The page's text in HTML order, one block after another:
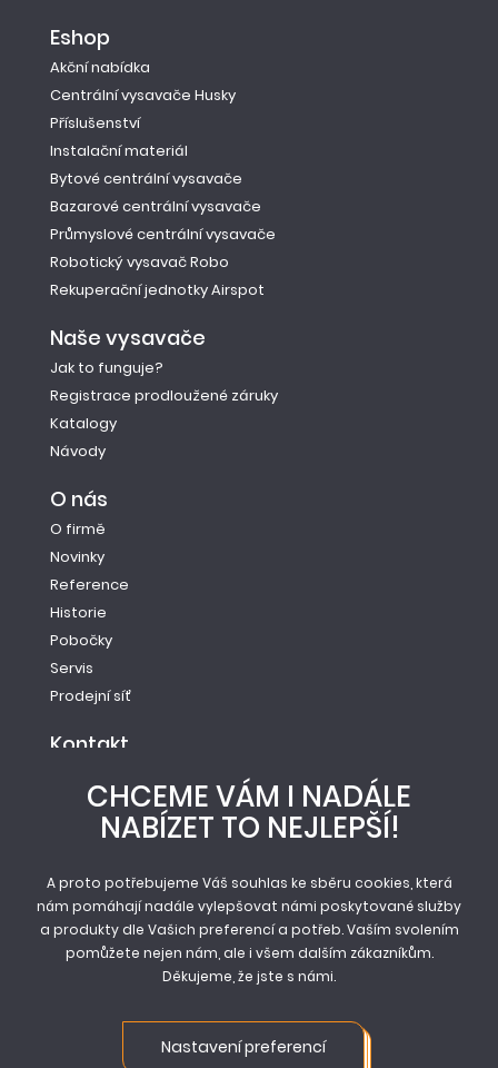
Eshop
Akční nabídka
Centrální vysavače Husky
Příslušenství
Instalační materiál
Bytové centrální vysavače
Bazarové centrální vysavače
Průmyslové centrální vysavače
Robotický vysavač Robo
Rekuperační jednotky Airspot
Naše vysavače
Jak to funguje?
Registrace prodloužené záruky
Katalogy
Návody
O nás
O firmě
Novinky
Reference
Historie
Pobočky
Servis
Prodejní síť
Kontakt
E-mail: info@newag.cz
Kontaktní formulář
Vestecká 104
252 41, Zlatníky - Hodkovice
Obchodní podmínky
CHCEME VÁM I NADÁLE
NABÍZET TO NEJLEPŠÍ!
A proto potřebujeme Váš souhlas ke sběru cookies, která
nám pomáhají nadále vylepšovat námi poskytované služby
a produkty dle Vašich preferencí a potřeb. Vaším svolením
pomůžete nejen nám, ale i všem dalším zákazníkům.
Děkujeme, že jste s námi.
Nastavení preferencí